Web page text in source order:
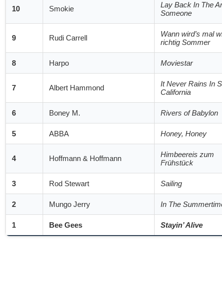
10 Smokie
Lay Back In The
Someone
9 Rudi Carrell
Wann wird’s mal
richtig Sommer
8 Harpo Moviestar
7 Albert Hammond
It Never Rains In
California
6 Boney M. Rivers of Babylon
5 ABBA Honey, Honey
4 Hoffmann & Hoffmann
Himbeereis zum
Frühstück
3 Rod Stewart Sailing
2 Mungo Jerry In The
1 Bee Gees Stayin’ Alive